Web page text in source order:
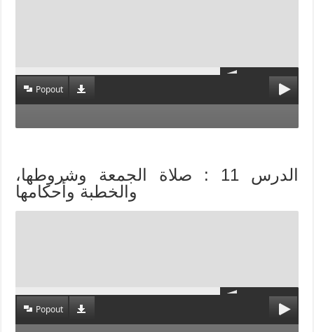
Popout
الدرس 11 : صلاة الجمعة وشروطها،
والخطبة وأحكامها
Popout